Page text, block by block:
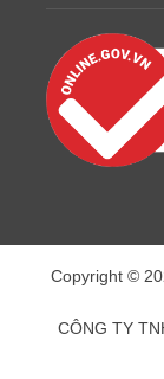
Copyright ©
CÔNG TY